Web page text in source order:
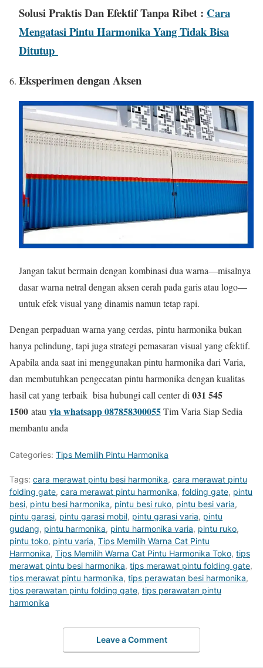
Solusi Praktis Dan Efektif Tanpa Ribet : Cara
Mengatasi Pintu Harmonika Yang Tidak Bisa
Ditutup
Eksperimen dengan Aksen
Jangan takut bermain dengan kombinasi dua warna—misalnya
dasar warna netral dengan aksen cerah pada garis atau logo—
untuk efek visual yang dinamis namun tetap rapi.
Dengan perpaduan warna yang cerdas, pintu harmonika bukan
hanya pelindung, tapi juga strategi pemasaran visual yang efektif.
Apabila anda saat ini menggunakan pintu harmonika dari Varia,
dan membutuhkan pengecatan pintu harmonika dengan kualitas
hasil cat yang terbaik bisa hubungi call center di 031 545
1500 atau via whatsapp 087858300055Tim Varia Siap Sedia
membantu anda
Categories: Tips Memilih Pintu Harmonika
Tags: cara merawat pintu besi harmonika, cara merawat pintu
folding gate, cara merawat pintu harmonika, folding gate, pintu
besi, pintu besi harmonika, pintu besi ruko, pintu besi varia,
pintu garasi, pintu garasi mobil, pintu garasi varia, pintu
gudang, pintu harmonika, pintu harmonika varia, pintu ruko,
pintu toko, pintu varia, Tips Memilih Warna Cat Pintu
Harmonika, Tips Memilih Warna Cat Pintu Harmonika Toko, tips
merawat pintu besi harmonika, tips merawat pintu folding gate,
tips merawat pintu harmonika, tips perawatan besi harmonika,
tips perawatan pintu folding gate, tips perawatan pintu
harmonika
Leave a Comment